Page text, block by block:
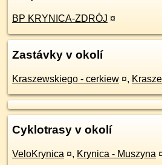
BP KRYNICA-ZDRÓJ ¤
Zastávky v okolí
Kraszewskiego - cerkiew ¤,
Cyklotrasy v okolí
VeloKrynica ¤, Krynica - Muszyna